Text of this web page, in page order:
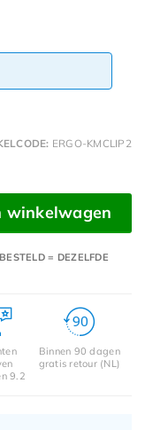
ERGO-KMCLIP2
winkelwagen
= DEZELFDE
9.2
Binnen 90 dagen
gratis retour (NL)